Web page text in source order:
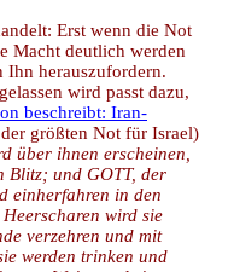
Erst wenn die Not
Macht deutlich werden
Ihn herauszufordern.
wird passt dazu,
beschreibt: Iran-
größten Not für Israel)
über ihnen erscheinen,
Blitz; und GOTT, der
einherfahren in den
wird sie
verzehren und mit
werden trinken und